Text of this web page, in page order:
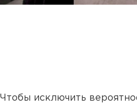
Чтобы исключить